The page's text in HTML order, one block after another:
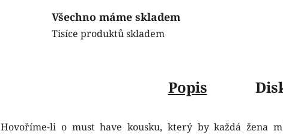
Všechno máme skladem
Tisíce produktů skladem
Popis
Hovoříme-li o must have kousku, který by každá žena